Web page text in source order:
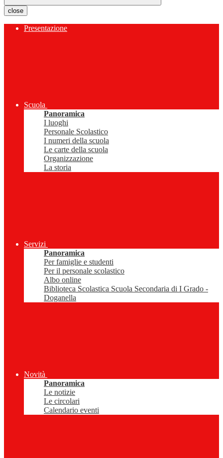
close
Presentazione
Scuola
Panoramica
I luoghi
Personale Scolastico
I numeri della scuola
Le carte della scuola
Organizzazione
La storia
Servizi
Panoramica
Per famiglie e studenti
Per il personale scolastico
Albo online
Biblioteca Scolastica Scuola Secondaria di I Grado -
Doganella
Novità
Panoramica
Le notizie
Le circolari
Calendario eventi